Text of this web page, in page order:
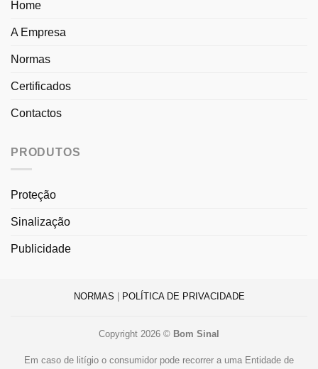
Home
A Empresa
Normas
Certificados
Contactos
PRODUTOS
Proteção
Sinalização
Publicidade
NORMAS POLÍTICA DE PRIVACIDADE
Copyright 2026 © Bom Sinal
Em caso de litígio o consumidor pode recorrer a uma Entidade de